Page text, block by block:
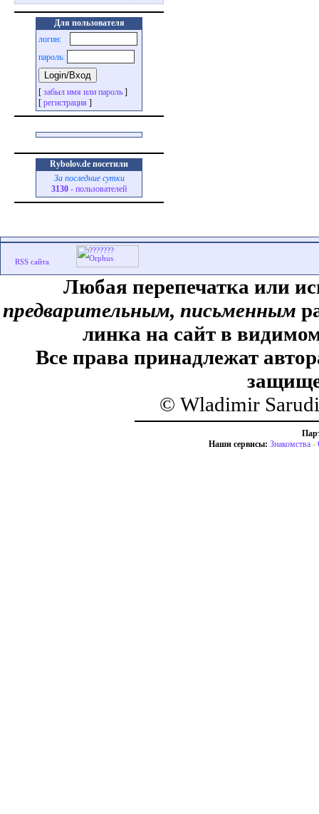
Для пользователя
логин:
пароль:
[ забыл имя или пароль ]
[ регистрация ]
Rybolov.de посетили
За последние сутки
3130 - пользователей
Любая перепечатка или
предварительным, письменным
линка на сайт в
Все права принадлежат
© Wladimir
Наши сервисы: Знакомства -